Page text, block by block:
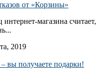
от «Корзины»
магазина считает,
2019
вы получаете подарки!